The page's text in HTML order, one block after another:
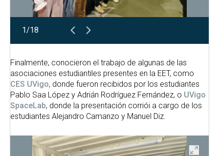
1/18
Finalmente, conocieron el trabajo de algunas de las
asociaciones estudiantiles presentes en la EET, como
CES UVigo, donde fueron recibidos por los estudiantes
Pablo Saa López y Adrián Rodríguez Fernández, o UVigo
SpaceLab, donde la presentación corriói a cargo de los
estudiantes Alejandro Camanzo y Manuel Diz.
Abrir